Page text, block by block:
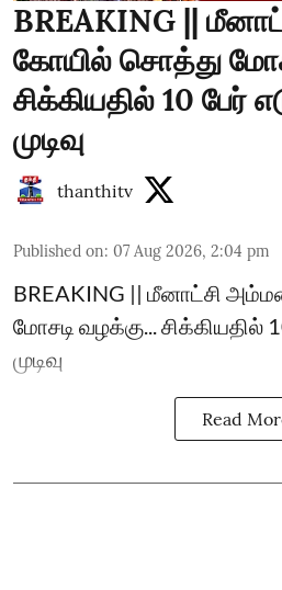
BREAKING ||
கோயில் சொத்து
சிக்கியதில் 10 பேர்
முடிவு
thanthitv
Published on: 07 Aug 2026, 2:04 pm
BREAKING || மீனாட்சி
மோசடி வழக்கு... சிக்கியதில்
முடிவு
Read